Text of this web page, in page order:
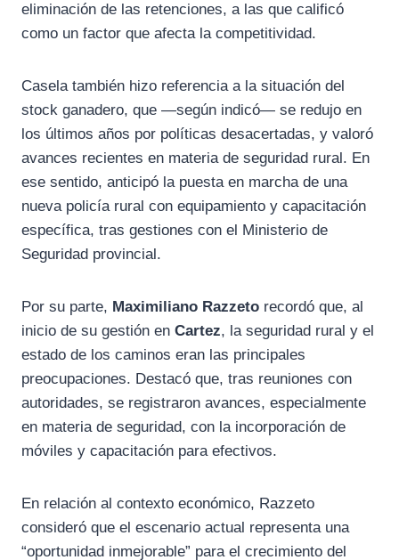
eliminación de las retenciones, a las que calificó
como un factor que afecta la competitividad.
Casela también hizo referencia a la situación del
stock ganadero, que —según indicó— se redujo en
los últimos años por políticas desacertadas, y valoró
avances recientes en materia de seguridad rural. En
ese sentido, anticipó la puesta en marcha de una
nueva policía rural con equipamiento y capacitación
específica, tras gestiones con el Ministerio de
Seguridad provincial.
Por su parte, Maximiliano Razzeto recordó que, al
inicio de su gestión en Cartez, la seguridad rural y el
estado de los caminos eran las principales
preocupaciones. Destacó que, tras reuniones con
autoridades, se registraron avances, especialmente
en materia de seguridad, con la incorporación de
móviles y capacitación para efectivos.
En relación al contexto económico, Razzeto
consideró que el escenario actual representa una
“oportunidad inmejorable” para el crecimiento del